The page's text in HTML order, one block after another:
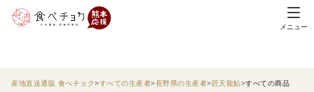
メニュー
産地直送通販 食べチョク すべての生産者 長野県の生産者 匠天龍鮎 すべての商品